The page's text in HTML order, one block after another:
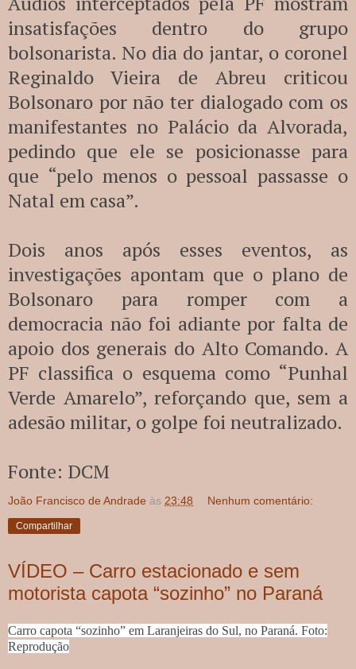
insatisfações dentro do grupo
bolsonarista. No dia do jantar, o coronel
Reginaldo Vieira de Abreu criticou
Bolsonaro por não ter dialogado com os
manifestantes no Palácio da Alvorada,
pedindo que ele se posicionasse para
que “pelo menos o pessoal passasse o
Natal em casa”.
Dois anos após esses eventos, as
investigações apontam que o plano de
Bolsonaro para romper com a
democracia não foi adiante por falta de
apoio dos generais do Alto Comando. A
PF classifica o esquema como “Punhal
Verde Amarelo”, reforçando que, sem a
adesão militar, o golpe foi neutralizado.
Fonte: DCM
João Francisco de Andrade às 23:48 Nenhum comentário:
Compartilhar
VÍDEO – Carro estacionado e sem
motorista capota “sozinho” no Paraná
Carro capota “sozinho” em Laranjeiras do Sul, no Paraná. Foto:
Reprodução